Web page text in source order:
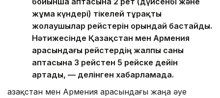
жұма күндері) тікелей тұрақты
жолаушылар рейстерін орындай бастайды.
Нәтижесінде Қазақстан мен Армения
арасындағы рейстердің жалпы саны
аптасына 3 рейстен 5 рейске дейін
артады, — делінген хабарламада.
Қазақстан мен Армения арасындағы жаңа әуе